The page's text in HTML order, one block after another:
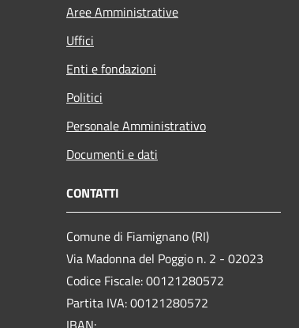
Aree Amministrative
Uffici
Enti e fondazioni
Politici
Personale Amministrativo
Documenti e dati
CONTATTI
Comune di Fiamignano (RI)
Via Madonna del Poggio n. 2 - 02023
Codice Fiscale: 00121280572
Partita IVA: 00121280572